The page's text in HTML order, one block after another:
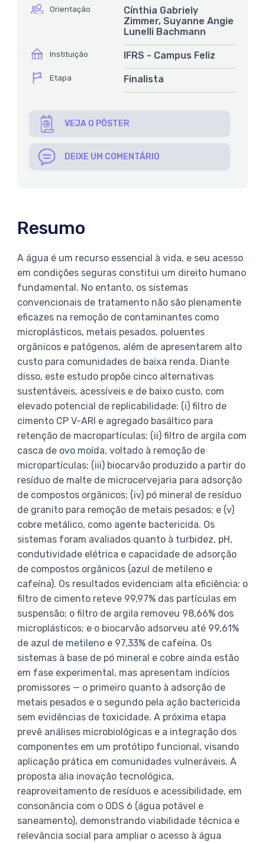
íconeOrientação
Cínthia Gabriely
Zimmer, Suyanne Angie
Lunelli Bachmann
íconeInstituição
IFRS - Campus Feliz
íconeEtapa Finalista
VEJA O PÔSTER
DEIXE UM COMENTÁRIO
Resumo
A água é um recurso essencial à vida, e seu acesso
em condições seguras constitui um direito humano
fundamental. No entanto, os sistemas
convencionais de tratamento não são plenamente
eficazes na remoção de contaminantes como
microplásticos, metais pesados, poluentes
orgânicos e patógenos, além de apresentarem alto
custo para comunidades de baixa renda. Diante
disso, este estudo propõe cinco alternativas
sustentáveis, acessíveis e de baixo custo, com
elevado potencial de replicabilidade: (i) filtro de
cimento CP V-ARI e agregado basáltico para
retenção de macropartículas; (ii) filtro de argila com
casca de ovo moída, voltado à remoção de
micropartículas; (iii) biocarvão produzido a partir do
resíduo de malte de microcervejaria para adsorção
de compostos orgânicos; (iv) pó mineral de resíduo
de granito para remoção de metais pesados; e (v)
cobre metálico, como agente bactericida. Os
sistemas foram avaliados quanto à turbidez, pH,
condutividade elétrica e capacidade de adsorção
de compostos orgânicos (azul de metileno e
cafeína). Os resultados evidenciam alta eficiência: o
filtro de cimento reteve 99,97% das partículas em
suspensão; o filtro de argila removeu 98,66% dos
microplásticos; e o biocarvão adsorveu até 99,61%
de azul de metileno e 97,33% de cafeína. Os
sistemas à base de pó mineral e cobre ainda estão
em fase experimental, mas apresentam indícios
promissores — o primeiro quanto à adsorção de
metais pesados e o segundo pela ação bactericida
sem evidências de toxicidade. A próxima etapa
prevê análises microbiológicas e a integração dos
componentes em um protótipo funcional, visando
aplicação prática em comunidades vulneráveis. A
proposta alia inovação tecnológica,
reaproveitamento de resíduos e acessibilidade, em
consonância com o ODS 6 (água potável e
saneamento), demonstrando viabilidade técnica e
relevância social para ampliar o acesso à água